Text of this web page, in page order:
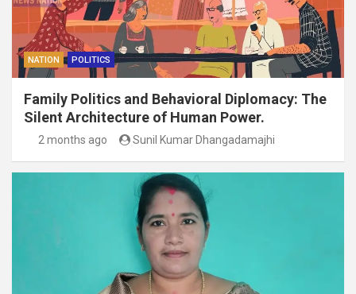
NATION POLITICS
Family Politics and Behavioral Diplomacy: The
Silent Architecture of Human Power.
2 months ago Sunil Kumar Dhangadamajhi